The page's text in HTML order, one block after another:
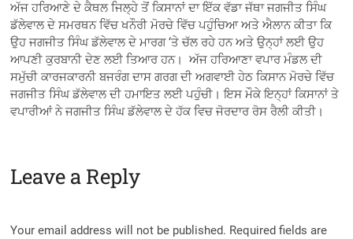
ਅੱਜ ਹਰਿਆਣੇ ਦੇ ਕੈਥਲ ਜਿਲ੍ਹੇ ਤੋਂ ਕਿਸਾਨਾਂ ਦਾ ਇੱਕ ਵੱਡਾ ਜੱਥਾ ਜਗਜੀਤ ਸਿੰਘ
ਡੱਲੇਵਾਲ ਦੇ ਸਮਰਥਨ ਵਿੱਚ ਖਨੌਰੀ ਮੋਰਚੇ ਵਿੱਚ ਪਹੁੰਚਿਆ ਅਤੇ ਐਲਾਨ ਕੀਤਾ ਕਿ
ਉਹ ਜਗਜੀਤ ਸਿੰਘ ਡੱਲੇਵਾਲ ਦੇ ਮਾਰਗ ‘ਤੇ ਚੱਲ ਰਹੇ ਹਨ ਅਤੇ ਉਨ੍ਹਾਂ ਲਈ ਉਹ
ਆਪਣੀ ਕੁਰਬਾਨੀ ਦੇਣ ਲਈ ਤਿਆਰ ਹਨ। ਅੱਜ ਹਰਿਆਣਾ ਵਪਾਰ ਮੰਡਲ ਦੀ
ਸਮੁੱਚੀ ਕਾਰਜਕਾਰਨੀ ਬਜਰੰਗ ਦਾਸ ਗਰਗ ਦੀ ਅਗਵਾਈ ਹੇਠ ਕਿਸਾਨ ਮੋਰਚੇ ਵਿੱਚ
ਜਗਜੀਤ ਸਿੰਘ ਡੱਲੇਵਾਲ ਦੀ ਹਮਾਇਤ ਲਈ ਪਹੁੰਚੀ। ਇਸ ਮੌਕੇ ਇਨ੍ਹਾਂ ਕਿਸਾਨਾਂ ਤੇ
ਵਪਾਰੀਆਂ ਨੇ ਜਗਜੀਤ ਸਿੰਘ ਡੱਲੇਵਾਲ ਦੇ ਹੱਕ ਵਿਚ ਜੋਰਦਾਰ ਰੋਸ ਰੈਲੀ ਕੀਤੀ।
Leave a Reply
Your email address will not be published. Required fields are